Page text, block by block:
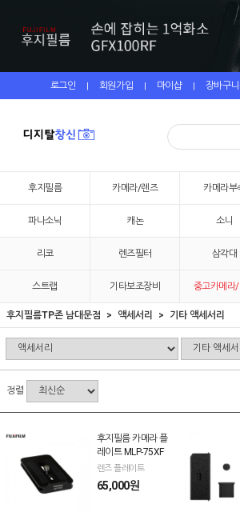
로그인 | 회원가입 | 마이샵 | 장바구
후지필름 카메라/렌즈 카메라부
파나소닉 캐논 소니
리코 렌즈필터 삼각대
스트랩 기타보조장비 중고카메라
후지필름TP존 남대문점 액세서리 기타 액세서리
정렬
후지필름 카메라 플
레이트 MLP-75XF
렌즈 플레이트
65,000원